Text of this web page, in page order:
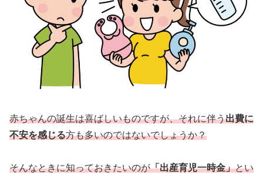
赤ちゃんの誕生は喜ばしいものですが、それに伴う出費に
不安を感じる方も多いのではないでしょうか？
そんなときに知っておきたいのが「出産育児一時金」とい